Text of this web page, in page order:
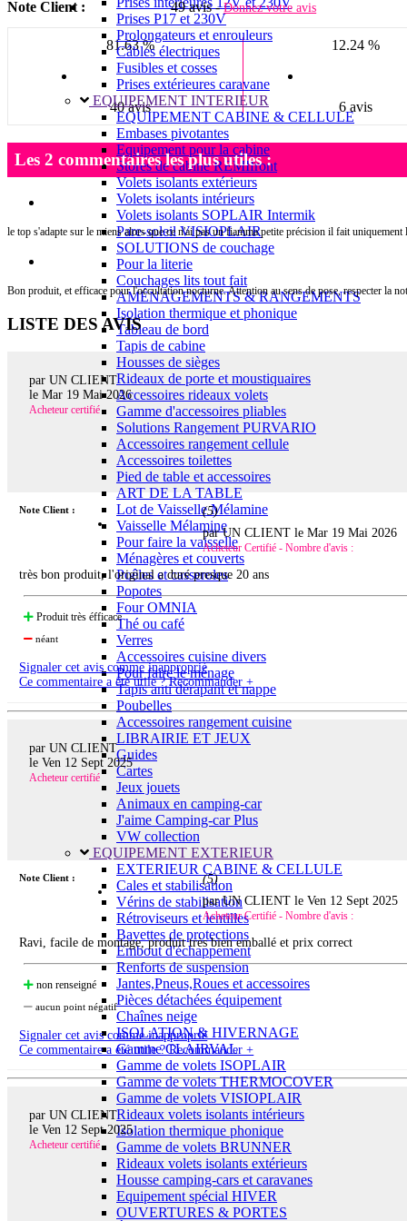
Prises P17 et 230V
Prolongateurs et enrouleurs
Câbles électriques
Fusibles et cosses
Prises extérieures caravane
EQUIPEMENT INTERIEUR
EQUIPEMENT CABINE & CELLULE
Embases pivotantes
Equipement pour la cabine
Stores de cabine REMIfront
Volets isolants extérieurs
Volets isolants intérieurs
Volets isolants SOPLAIR Intermik
Pare-soleil VISIOPLAIR
SOLUTIONS de couchage
Pour la literie
Couchages lits tout fait
AMÉNAGEMENTS & RANGEMENTS
Isolation thermique et phonique
Tableau de bord
Tapis de cabine
Housses de sièges
Rideaux de porte et moustiquaires
Accessoires rideaux volets
Gamme d'accessoires pliables
Solutions Rangement PURVARIO
Accessoires rangement cellule
Accessoires toilettes
Pied de table et accessoires
ART DE LA TABLE
Lot de Vaisselle Mélamine
Vaisselle Mélamine
Pour faire la vaisselle
Ménagères et couverts
Poêles et casseroles
Popotes
Four OMNIA
Thé ou café
Verres
Accessoires cuisine divers
Pour faire le ménage
Tapis anti dérapant et nappe
Poubelles
Accessoires rangement cuisine
LIBRAIRIE ET JEUX
Guides
Cartes
Jeux jouets
Animaux en camping-car
J'aime Camping-car Plus
VW collection
EQUIPEMENT EXTERIEUR
EXTERIEUR CABINE & CELLULE
Cales et stabilisation
Vérins de stabilisation
Rétroviseurs et lentilles
Bavettes de protections
Embout d'échappement
Renforts de suspension
Jantes,Pneus,Roues et accessoires
Pièces détachées équipement
Chaînes neige
ISOLATION & HIVERNAGE
Gamme CLAIRVAL
Gamme de volets ISOPLAIR
Gamme de volets THERMOCOVER
Gamme de volets VISIOPLAIR
Rideaux volets isolants intérieurs
Isolation thermique phonique
Gamme de volets BRUNNER
Rideaux volets isolants extérieurs
Housse camping-cars et caravanes
Equipement spécial HIVER
OUVERTURES & PORTES
Note Client : 49 avis -Donnez votre avis
81.63 %
40 avis
12.24 %
6 avis
Les 2 commentaires les plus utiles :
le top s'adapte sur le miens alors que ce n'ai pas un fiamma petite précision il fait
Bon produit, et efficace pour l'occultation nocturne. Attention au sens de pose, respecter la
LISTE DES AVIS
par UN CLIENT
le Mar 19 Mai 2026
Acheteur certifié
Note Client : (5)
par UN CLIENT leMar 19 Mai 2026
Acheteur Certifié - Nombre d'avis :
très bon produit, l'original a duré presque 20 ans
Produit très éfficace
néant
Signaler cet avis comme inapproprié
Ce commentaire a été utile ? Recommander +
par UN CLIENT
le Ven 12 Sept 2025
Acheteur certifié
Note Client : (5)
par UN CLIENT leVen 12 Sept 2025
Acheteur Certifié - Nombre d'avis :
Ravi, facile de montage, produit très bien emballé et prix correct
non renseigné
aucun point négatif
Signaler cet avis comme inapproprié
Ce commentaire a été utile ? Recommander +
par UN CLIENT
le Ven 12 Sept 2025
Acheteur certifié